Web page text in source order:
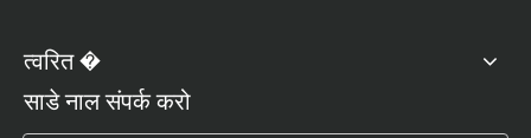
त्वरित �
साडे नाल संपर्क करो